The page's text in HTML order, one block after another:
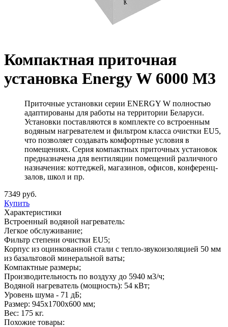
Компактная приточная
установка Energy W 6000 M3
Приточные установки серии ENERGY W полностью
адаптированы для работы на территории Беларуси.
Установки поставляются в комплекте со встроенным
водяным нагревателем и фильтром класса очистки EU5,
что позволяет создавать комфортные условия в
помещениях. Серия компактных приточных установок
предназначена для вентиляции помещений различного
назначения: коттеджей, магазинов, офисов, конференц-
залов, школ и пр.
7349 руб.
Купить
Характеристики
Встроенный водяной нагреватель:
Легкое обслуживание;
Фильтр степени очистки EU5;
Корпус из оцинкованной стали с тепло-звукоизоляцией 50 мм
из базальтовой минеральной ваты;
Компактные размеры;
Производительность по воздуху до 5940 м3/ч;
Водяной нагреватель (мощность): 54 кВт;
Уровень шума - 71 дБ;
Размер: 945х1700х600 мм;
Вес: 175 кг.
Похожие товары: